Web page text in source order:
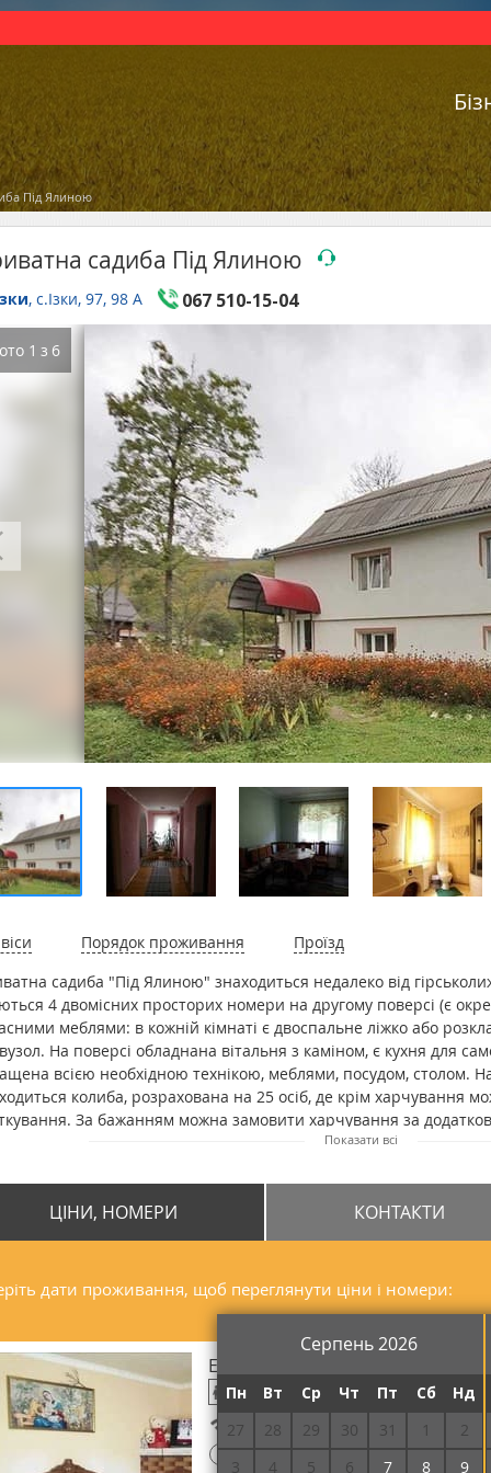
Під Ялиною
садиба Під Ялиною
, с.Ізки, 97, 98 А 067 510-15-04
1 з 6
Порядок проживання
Проїзд
садиба "Під Ялиною" знаходиться недалеко від
4 двомісних просторих номери на другому поверсі (є
меблями: в кожній кімнаті є двоспальне ліжко або
На поверсі обладнана вітальня з каміном, є кухня для
всією необхідною технікою, меблями, посудом, столом.
колиба, розрахована на 25 осіб, де крім харчування
За бажанням можна замовити харчування за
гостям пропонуються прокат лиж, велосипедів, екскурсії,
від садиби.
Показати всі
ЦІНИ, НОМЕРИ КОНТАКТИ
дати проживання, щоб переглянути ціни і номери:
Серпень 2026
Пн Вт Ср Чт Пт Сб
Нд
27
28 29 30 31 1
2
3
4 5 6 7 8
9
Економ двомісний
Безкоштовний Wi-Fi
! Потрібна передоплата